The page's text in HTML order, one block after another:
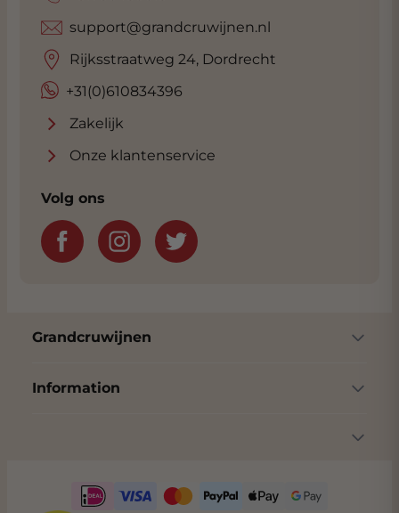
+31(0)610834396
support@grandcruwijnen.nl
Rijksstraatweg 24, Dordrecht
Zakelijk
Onze klantenservice
Volg ons
Grandcruwijnen
Information